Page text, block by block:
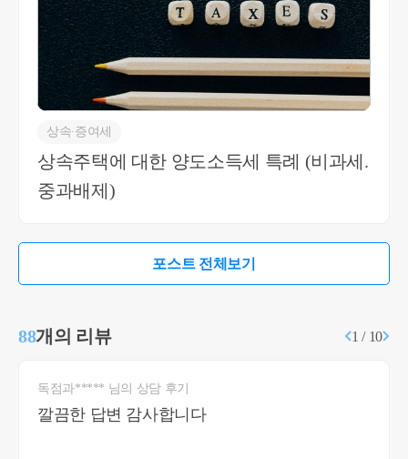
상속∙증여세
상속주택에 대한 양도소득세 특례 (비과세.
중과배제)
포스트 전체보기
88개의 리뷰 1 / 10
독점과***** 님의 상담 후기
깔끔한 답변 감사합니다